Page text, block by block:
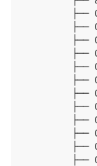
├──
├──
├──
├──
├──
├──
├──
├──
├──
├──
├──
├──